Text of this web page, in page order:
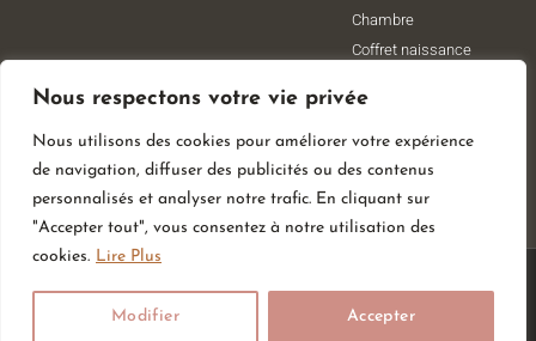
Nous respectons votre vie privée
Nous utilisons des cookies pour améliorer votre expérience
de navigation, diffuser des publicités ou des contenus
personnalisés et analyser notre trafic. En cliquant sur
"Accepter tout", vous consentez à notre utilisation des
cookies. Lire Plus
Modifier Accepter
Chambre
Coffret naissance
Vêtements de
grossesse
Lithothérapie
Poussettes
© All Rights Reserved
By Web Coast